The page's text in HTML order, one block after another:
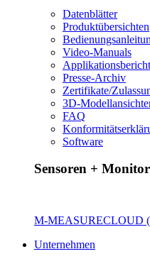
Datenblätter
Produktübersichten
Video-Manuals
Presse-Archiv
Zertifikate/
3D-
FAQ
Software
Sensoren +
M-MEASURECLOUD
Unternehmen